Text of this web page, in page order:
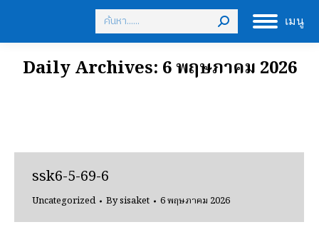
เมนู
Search:
Daily Archives: 6 พฤษภาคม 2026
ssk6-5-69-6
Uncategorized Bysisaket 6 พฤษภาคม 2026